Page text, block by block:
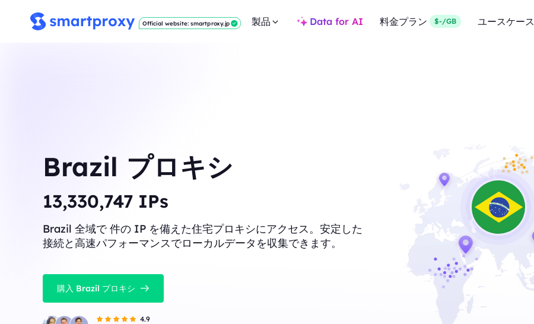
Official website: smartproxy.jp 製品 Data for AI 料金プラン $-/GB ユースケース
Brazil プロキシ
13,403,774 IPs
Brazil 全域で 件の IP を備えた住宅プロキシにアクセス。安定した
接続と高速パフォーマンスでローカルデータを収集できます。
購入 Brazil プロキシ
4.9